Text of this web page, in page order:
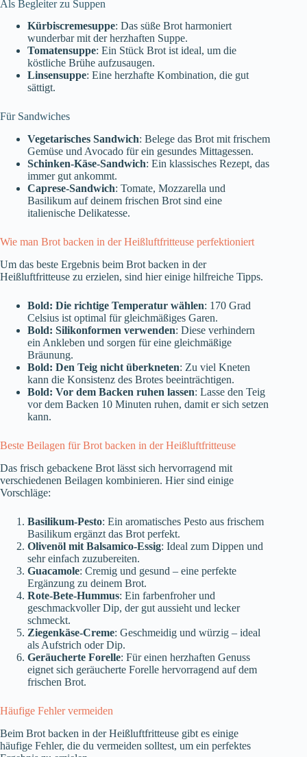
Als Begleiter zu Suppen
Kürbiscremesuppe: Das süße Brot harmoniert
wunderbar mit der herzhaften Suppe.
Tomatensuppe: Ein Stück Brot ist ideal, um die
köstliche Brühe aufzusaugen.
Linsensuppe: Eine herzhafte Kombination, die gut
sättigt.
Für Sandwiches
Vegetarisches Sandwich: Belege das Brot mit frischem
Gemüse und Avocado für ein gesundes Mittagessen.
Schinken-Käse-Sandwich: Ein klassisches Rezept, das
immer gut ankommt.
Caprese-Sandwich: Tomate, Mozzarella und
Basilikum auf deinem frischen Brot sind eine
italienische Delikatesse.
Wie man Brot backen in der Heißluftfritteuse perfektioniert
Um das beste Ergebnis beim Brot backen in der
Heißluftfritteuse zu erzielen, sind hier einige hilfreiche Tipps.
Bold: Die richtige Temperatur wählen: 170 Grad
Celsius ist optimal für gleichmäßiges Garen.
Bold: Silikonformen verwenden: Diese verhindern
ein Ankleben und sorgen für eine gleichmäßige
Bräunung.
Bold: Den Teig nicht überkneten: Zu viel Kneten
kann die Konsistenz des Brotes beeinträchtigen.
Bold: Vor dem Backen ruhen lassen: Lasse den Teig
vor dem Backen 10 Minuten ruhen, damit er sich setzen
kann.
Beste Beilagen für Brot backen in der Heißluftfritteuse
Das frisch gebackene Brot lässt sich hervorragend mit
verschiedenen Beilagen kombinieren. Hier sind einige
Vorschläge:
Basilikum-Pesto: Ein aromatisches Pesto aus frischem
Basilikum ergänzt das Brot perfekt.
Olivenöl mit Balsamico-Essig: Ideal zum Dippen und
sehr einfach zuzubereiten.
Guacamole: Cremig und gesund – eine perfekte
Ergänzung zu deinem Brot.
Rote-Bete-Hummus: Ein farbenfroher und
geschmackvoller Dip, der gut aussieht und lecker
schmeckt.
Ziegenkäse-Creme: Geschmeidig und würzig – ideal
als Aufstrich oder Dip.
Geräucherte Forelle: Für einen herzhaften Genuss
eignet sich geräucherte Forelle hervorragend auf dem
frischen Brot.
Häufige Fehler vermeiden
Beim Brot backen in der Heißluftfritteuse gibt es einige
häufige Fehler, die du vermeiden solltest, um ein perfektes